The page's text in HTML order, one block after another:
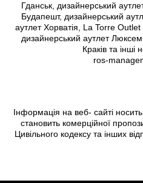
Гданськ, дизайнерський
Будапешт, дизайнерський
аутлет Хорватія, La Torre
дизайнерський аутлет
Краків та інші
ros-
Інформація на веб- сайті
становить комерційної
Цивільного кодексу та інших